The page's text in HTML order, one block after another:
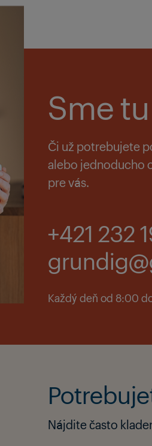
Sme
Či už potrebujete
alebo jednoducho
pre vás.
+421 232
Každý deň od 8:00
Nájdite často